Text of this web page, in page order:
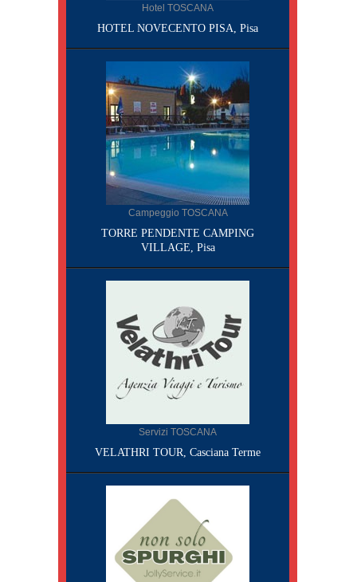
Hotel TOSCANA
HOTEL NOVECENTO PISA, Pisa
Campeggio TOSCANA
TORRE PENDENTE CAMPING
VILLAGE, Pisa
Servizi TOSCANA
VELATHRI TOUR, Casciana Terme